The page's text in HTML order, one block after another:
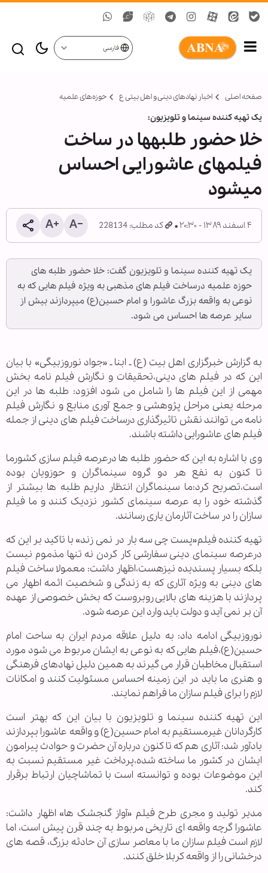
فارسی
صفحه اصلی اخبار نهادهای دینی و اهل بیتی ع حوزه‌های علمیه
یک تهیه کننده سینما و تلویزیون:
خلا حضور طلبه‏ها در ساخت
فیلم‏های عاشورایی احساس
می‏شود
۴ اسفند ۱۳۸۹ - ۲۰:۳۰ کد مطلب: 228134
یک تهیه کننده سینما و تلویزیون گفت: خلا حضور طلبه های
حوزه علمیه درساخت فیلم های مذهبی به ویژه فیلم هایی که به
نوعی به واقعه بزرگ عاشورا و امام حسین(ع) می‎‏پردازند بیش از
سایر عرصه ها احساس می شود.
به گزارش خبرگزاری اهل بیت (ع) ـ ابنا ـ «جواد نوروزبیگی» با بیان
این که در فیلم های دینی،تحقیقات و نگارش فیلم نامه بخش
مهمی از این فیلم ها را شامل می شود افزود: طلبه ها در این
مرحله یعنی مراحل پژوهشی و جمع آوری منابع و نگارش فیلم
نامه می توانند نقش تاثیرگذاری درساخت فیلم های دینی از جمله
فیلم های عاشورایی داشته باشند.
وی با اشاره به این که حضور طلبه ها درعرصه فیلم سازی کشورما
تا کنون به نفع هر دو گروه سینماگران و حوزویان بوده
است،تصریح کرد:ما سینماگران انتظار داریم طلبه ها بیشتر از
گذشته خود را به عرصه سینمای کشور نزدیک کنند و ما فیلم
سازان را در ساخت آثارمان یاری رسانند.
تهیه کننده فیلم«پست چی سه بار در نمی زند» با تاکید بر این که
درعرصه سینمای دینی سفارشی کار کردن نه تنها مذموم نیست
بلکه بسیار پسندیده نیزهست،اظهار داشت: معمولا ساخت فیلم
های دینی به ویژه آثاری که به زندگی و شخصیت ائمه اطهار می
پردازند با هزینه های بالایی روبروست که بخش خصوصی از عهده
آن بر نمی آید و دولت باید وارد این عرصه شود.
نوروزبیگی ادامه داد: به دلیل علاقه مردم ایران به ساحت امام
حسین(ع)،فیلم هایی که به نوعی به ایشان مربوط می شود مورد
استقبال مخاطبان قرار می گیرند به همین دلیل نهادهای فرهنگی
و هنری ما باید در این زمینه احساس مسئولیت کنند و امکانات
لازم را برای فیلم سازان ما فراهم نمایند.
این تهیه کننده سینما و تلویزیون با بیان این که بهتر است
کارگردانان غیرمستقیم به امام حسین(ع) و واقعه عاشورا بپردازند
یادآور شد: آثاری هم که تا کنون درباره آن حضرت و حوادث پیرامون
ایشان در کشور ما ساخته شده،پرداخت غیر مستقیم نسبت به
این موضوعات بوده و توانسته است با تماشاچیان ارتباط برقرار
کند.
مدیر تولید و مجری طرح فیلم «آواز گنجشک ها» اظهار داشت:
عاشورا گرچه واقعه ای تاریخی مربوط به چند قرن پیش است، اما
لازم است فیلم سازان ما با معاصر سازی آن حادثه بزرگ، قصه های
درخشانی را از واقعه کربلا خلق کنند.